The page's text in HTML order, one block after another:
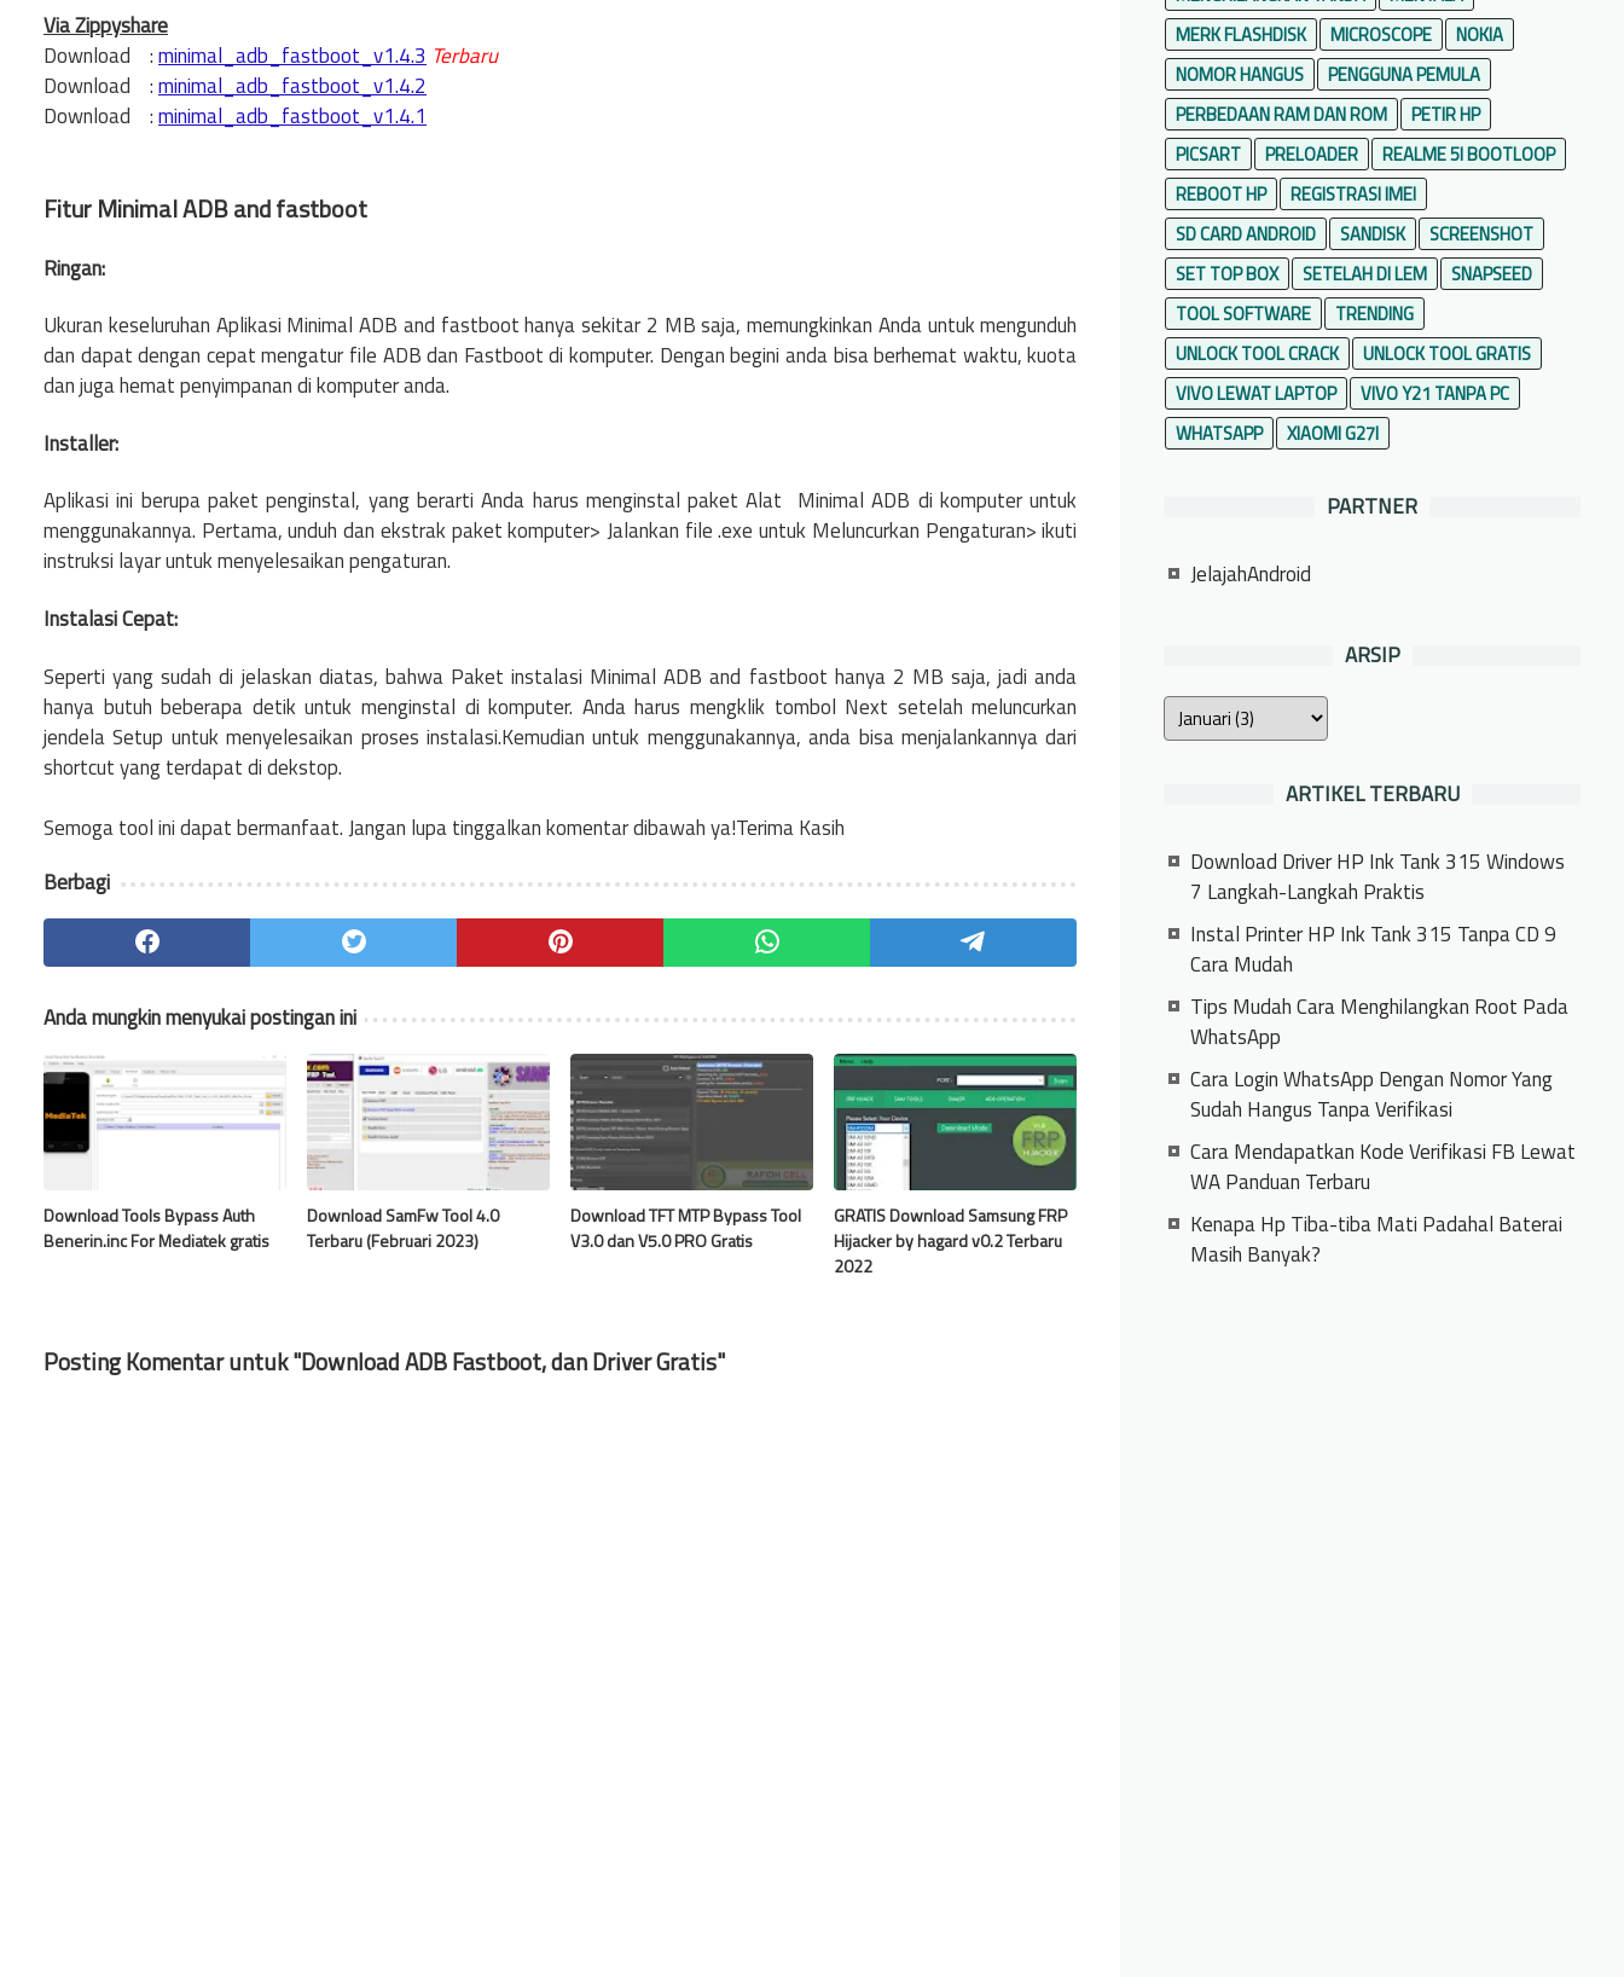
Via Zippyshare
Download :minimal_adb_fastboot_v1.4.3 Terbaru
Download :minimal_adb_fastboot_v1.4.2
Download :minimal_adb_fastboot_v1.4.1
Fitur Minimal ADB and fastboot
Ringan:
Ukuran keseluruhan Aplikasi Minimal ADB and fastboot hanya sekitar 2 MB saja, memungkinkan Anda untuk mengunduh
dan dapat dengan cepat mengatur file ADB dan Fastboot di komputer. Dengan begini anda bisa berhemat waktu, kuota
dan juga hemat penyimpanan di komputer anda.
Installer:
Aplikasi ini berupa paket penginstal, yang berarti Anda harus menginstal paket Alat Minimal ADB di komputer untuk
menggunakannya. Pertama, unduh dan ekstrak paket komputer> Jalankan file .exe untuk Meluncurkan Pengaturan> ikuti
instruksi layar untuk menyelesaikan pengaturan.
Instalasi Cepat:
Seperti yang sudah di jelaskan diatas, bahwa Paket instalasi Minimal ADB and fastboot hanya 2 MB saja, jadi anda
hanya butuh beberapa detik untuk menginstal di komputer. Anda harus mengklik tombol Next setelah meluncurkan
jendela Setup untuk menyelesaikan proses instalasi.Kemudian untuk menggunakannya, anda bisa menjalankannya dari
shortcut yang terdapat di dekstop.
Semoga tool ini dapat bermanfaat. Jangan lupa tinggalkan komentar dibawah ya!Terima Kasih
Berbagi
Anda mungkin menyukai postingan ini
Download Tools Bypass Auth
Benerin.inc For Mediatek gratis
Download SamFw Tool 4.0
Terbaru (Februari 2023)
Download TFT MTP Bypass Tool
V3.0 dan V5.0 PRO Gratis
GRATIS Download Samsung FRP
Hijacker by hagard v0.2 Terbaru
2022
Posting Komentar untuk "Download ADB Fastboot, dan Driver Gratis"
MERK FLASHDISK
MICROSCOPE
NOKIA
NOMOR HANGUS
PENGGUNA PEMULA
PERBEDAAN RAM DAN ROM
PETIR HP
PICSART
PRELOADER
REALME 5I BOOTLOOP
REBOOT HP
REGISTRASI IMEI
SD CARD ANDROID
SANDISK
SCREENSHOT
SET TOP BOX
SETELAH DI LEM
SNAPSEED
TOOL SOFTWARE
TRENDING
UNLOCK TOOL CRACK
UNLOCK TOOL GRATIS
VIVO LEWAT LAPTOP
VIVO Y21 TANPA PC
WHATSAPP
XIAOMI G27I
PARTNER
JelajahAndroid
ARSIP
ARTIKEL TERBARU
Download Driver HP Ink Tank 315 Windows
7 Langkah-Langkah Praktis
Instal Printer HP Ink Tank 315 Tanpa CD 9
Cara Mudah
Tips Mudah Cara Menghilangkan Root Pada
WhatsApp
Cara Login WhatsApp Dengan Nomor Yang
Sudah Hangus Tanpa Verifikasi
Cara Mendapatkan Kode Verifikasi FB Lewat
WA Panduan Terbaru
Kenapa Hp Tiba-tiba Mati Padahal Baterai
Masih Banyak?